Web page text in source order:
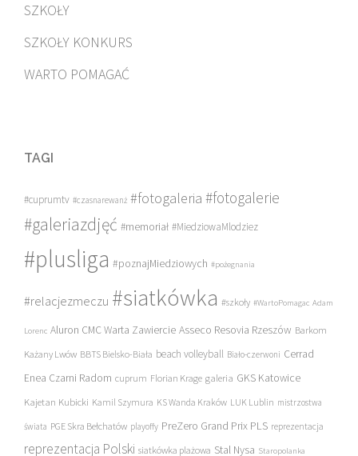
SZKOŁY
SZKOŁY KONKURS
WARTO POMAGAĆ
TAGI
#cuprumtv #czasnarewanż #fotogaleria #fotogalerie
#galeriazdjęć #memoriał #MiedziowaMlodziez
#plusliga #poznajMiedziowych #pożegnania
#relacjezmeczu #siatkówka #szkoły #WartoPomagac Adam
Lorenc Aluron CMC Warta Zawiercie Asseco Resovia Rzeszów Barkom
Każany Lwów BBTS Bielsko-Biała beach volleyball Biało-czerwoni Cerrad
Enea Czarni Radom cuprum Florian Krage galeria GKS Katowice
Kajetan Kubicki Kamil Szymura KS Wanda Kraków LUK Lublin mistrzostwa
świata PGE Skra Bełchatów playoffy PreZero Grand Prix PLS reprezentacja
reprezentacja Polski siatkówka plażowa Stal Nysa Staropolanka